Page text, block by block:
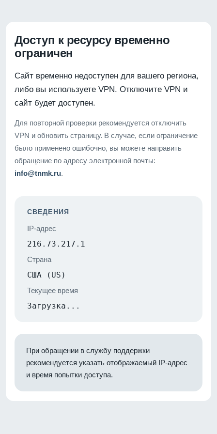
Доступ к ресурсу временно
ограничен
Сайт временно недоступен для вашего региона,
либо вы используете VPN. Отключите VPN и
сайт будет доступен.
Для повторной проверки рекомендуется отключить
VPN и обновить страницу. В случае, если ограничение
было применено ошибочно, вы можете направить
обращение по адресу электронной почты:
info@tnmk.ru.
СВЕДЕНИЯ
IP-адрес
216.73.217.1
Страна
США (US)
Текущее время
Загрузка...
При обращении в службу поддержки
рекомендуется указать отображаемый IP-адрес
и время попытки доступа.